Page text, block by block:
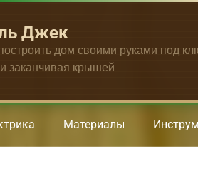
Джек
дом своими руками под
заканчивая крышей
Материалы